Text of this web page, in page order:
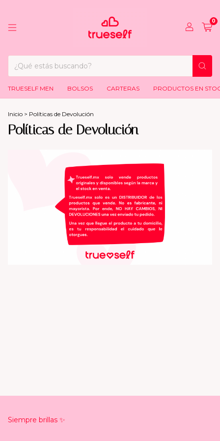
0
TRUESELF MEN BOLSOS CARTERAS PRODUCTOS EN
Inicio > Políticas de Devolución
Políticas de Devolución
Siempre brillas ✨